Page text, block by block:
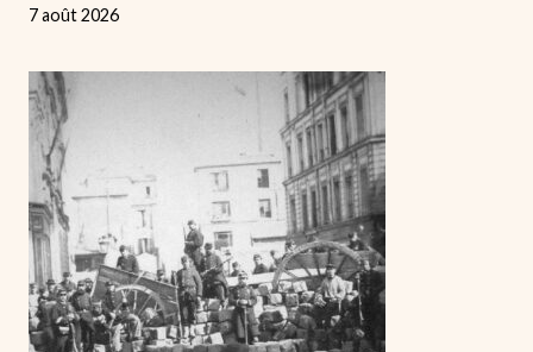
7 août 2026